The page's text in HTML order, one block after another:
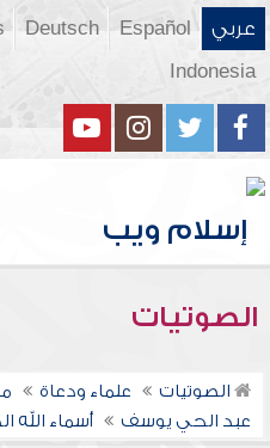
عربي Español
Deutsch
Indonesia
الصوتيات
الصوتيات علماء ودعاة
عبد الحي يوسف
أسماء الله